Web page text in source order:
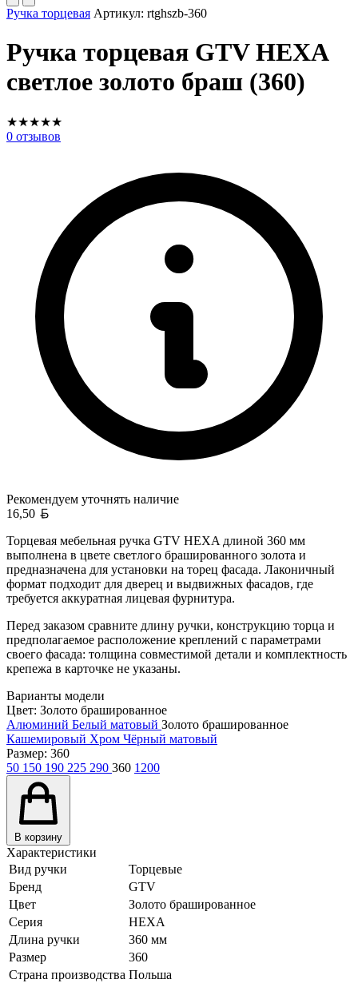
Ручка торцевая Артикул: rtghszb-360
Ручка торцевая GTV HEXA
светлое золото браш (360)
★★★★★
0 отзывов
Рекомендуем уточнять наличие
16,50
Торцевая мебельная ручка GTV HEXA длиной 360 мм
выполнена в цвете светлого брашированного золота и
предназначена для установки на торец фасада. Лаконичный
формат подходит для дверец и выдвижных фасадов, где
требуется аккуратная лицевая фурнитура.
Перед заказом сравните длину ручки, конструкцию торца и
предполагаемое расположение креплений с параметрами
своего фасада: толщина совместимой детали и комплектность
крепежа в карточке не указаны.
Варианты модели
Цвет: Золото брашированное
Алюминий Белый матовый Золото брашированное
Кашемировый Хром Чёрный матовый
Размер: 360
50 150 190 225 290 360 1200
В корзину
Характеристики
Вид ручки
Торцевые
Бренд
GTV
Цвет
Золото брашированное
Серия
HEXA
Длина ручки
360 мм
Размер
360
Страна производства Польша